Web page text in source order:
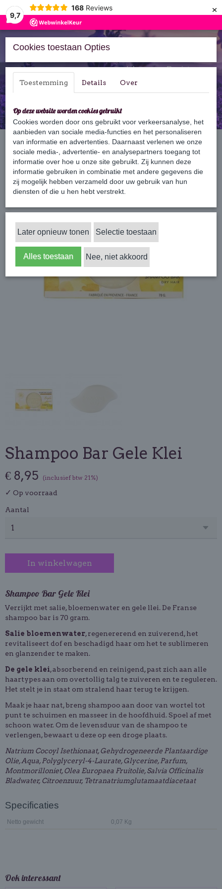
9,7
168 Reviews ×
Inloggen Registreren
Home › Bars › Shampoo Bars › Shampoo Bar Gele Klei
Shampoo Bar Gele Klei
€ 8,95 (inclusief btw 21%)
✓ Op voorraad
Aantal
In winkelwagen
Shampoo Bar Gele Klei
Verrijkt met salie, bloemenwater en gele llei. De Franse
shampoo bar is 70 gram.
Salie bloemenwater, regenererend en zuiverend, het
revitaliseert dof en beschadigd haar om het te sublimeren
en glanzender te maken.
De gele klei, absorberend en reinigend, past zich aan alle
haartypes aan om overtollig talg te zuiveren en te reguleren.
Het stelt je in staat om stralend haar terug te krijgen.
Maak je haar nat, breng shampoo aan door van wortel tot
punt te schuimen en masseer in de hoofdhuid. Spoel af met
schoon water. Om de levensduur van de shampoo te
verlengen, bewaart u deze op een droge plaats.
Natrium Cocoyl Isethionaat, Gehydrogeneerde Plantaardige
Olie, Aqua, Polyglyceryl-4-Laurate, Glycerine, Parfum,
Montmorilloniet, Olea Europaea Fruitolie, Salvia Officinalis
Bladwater, Citroenzuur, Tetranatriumglutamaatdiacetaat
Specificaties
Netto gewicht 0,07 Kg
Ook interessant
Cookies toestaan Opties
Toestemming Details Over
Op deze website worden cookies gebruikt
Cookies worden door ons gebruikt voor verkeersanalyse, het
aanbieden van sociale media-functies en het personaliseren
van informatie en advertenties. Daarnaast verlenen we onze
sociale media-, advertentie- en analysepartners toegang tot
informatie over hoe u onze site gebruikt. Zij kunnen deze
informatie gebruiken in combinatie met andere gegevens die
zij mogelijk hebben verzameld door uw gebruik van hun
diensten of die u hen hebt verstrekt.
Later opnieuw tonen Selectie toestaan
Alles toestaan Nee, niet akkoord